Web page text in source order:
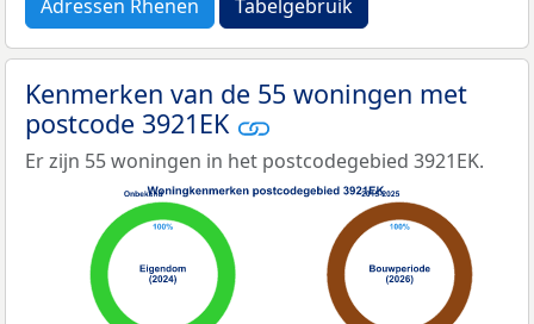
Adressen Rhenen Tabelgebruik
Kenmerken van de 55 woningen met
postcode 3921EK
Er zijn 55 woningen in het postcodegebied 3921EK.